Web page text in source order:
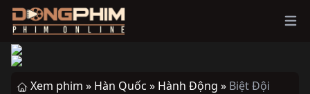
Xem phim » Hàn Quốc » Hành Động » Biệt Đội